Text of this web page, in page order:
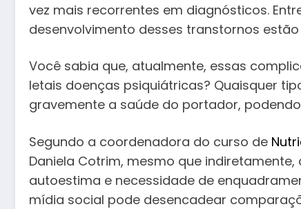
vez mais recorrentes em diagnósticos.
desenvolvimento desses transtornos
Você sabia que, atualmente, essas
letais doenças psiquiátricas? Quaisquer
gravemente a saúde do portador,
Segundo a coordenadora do curso de
Daniela Cotrim, mesmo que
autoestima e necessidade de
mídia social pode desencadear